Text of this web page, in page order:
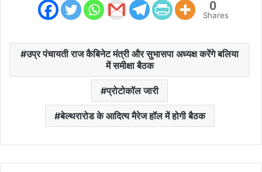
0
Shares
उप्र पंचायती राज कैबिनेट मंत्री और सुभासपा अध्यक्ष करेंगे बलिया
में समीक्षा बैठक
प्रोटोकॉल जारी
बेल्थरारोड के आदित्य मैरेज हॉल में होगी बैठक